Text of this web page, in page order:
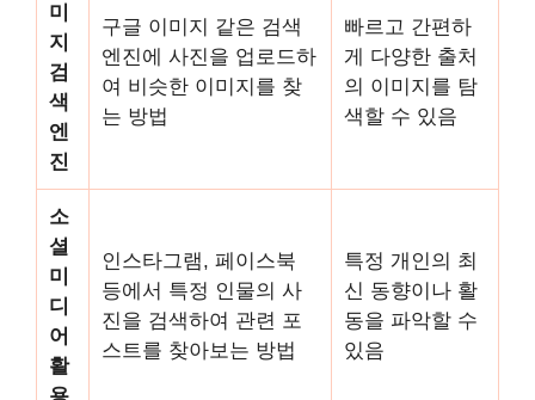
미
지
검
색
엔
진
구글 이미지 같은 검색
엔진에 사진을 업로드하
여 비슷한 이미지를 찾
는 방법
빠르고 간편하
게 다양한 출처
의 이미지를 탐
색할 수 있음
소
셜
미
디
어
활
인스타그램, 페이스북
등에서 특정 인물의 사
진을 검색하여 관련 포
스트를 찾아보는 방법
특정 개인의 최
신 동향이나 활
동을 파악할 수
있음